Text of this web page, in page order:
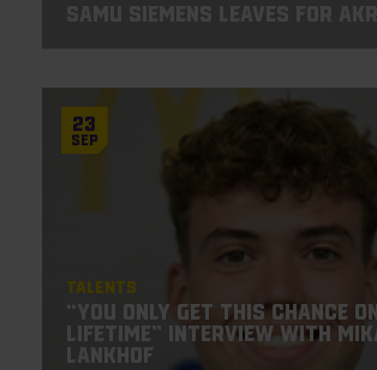
23
Sep
Talents
“You only get this chance
lifetime” Interview with
Lankhof